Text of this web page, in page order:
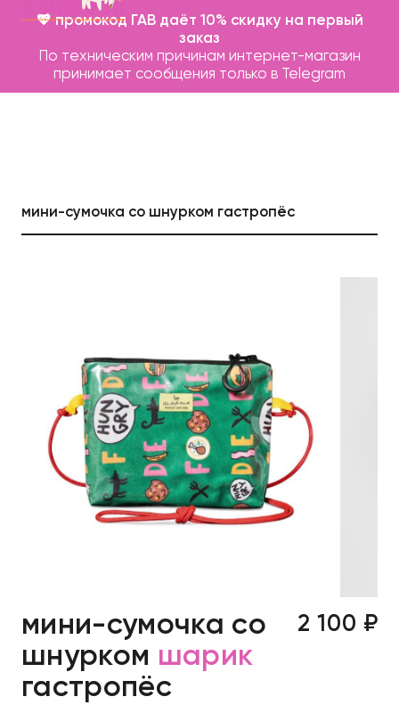
💖 промокод ГАВ даёт 10% скидку на первый
заказ
По техническим причинам интернет-магазин
принимает сообщения только в Telegram
мини-сумочка со шнурком гастропёс
мини-сумочка со
шнурком шарик
гастропёс
2 100 ₽
Контакты